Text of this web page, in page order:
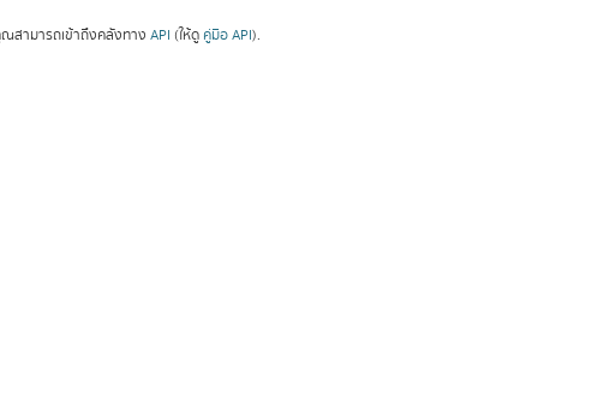
สามารถเข้าถึงคลังทาง API (ให้ดู คู่มือ API).